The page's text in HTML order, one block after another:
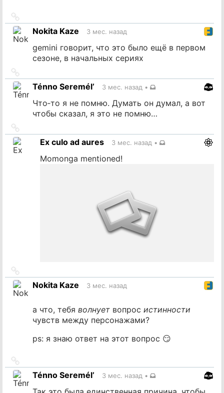
на
источник
Nokita Kaze 3 мес. назад
gemini говорит, что это было ещё в первом
сезоне, в начальных сериях
на
источник
Ténno Seremél’ 3 мес. назад •
Что‐то я не помню. Думать он думал, а вот
чтобы сказал, я это не помню…
на
источникEx culo ad aures 3 мес. назад •
Momonga mentioned!
на
источник
Nokita Kaze 3 мес. назад
а что, тебя волнует вопрос истинности
чувств между персонажами?
ps: я знаю ответ на этот вопрос 😏
на
источник
Ténno Seremél’ 3 мес. назад •